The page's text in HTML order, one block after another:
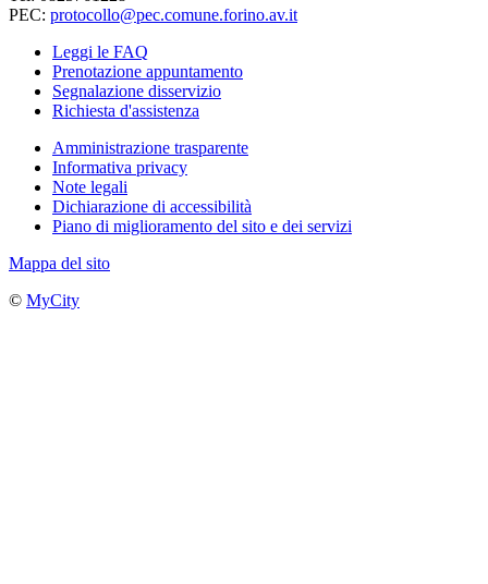
PEC: protocollo@pec.comune.forino.av.it
Leggi le FAQ
Prenotazione appuntamento
Segnalazione disservizio
Richiesta d'assistenza
Amministrazione trasparente
Informativa privacy
Note legali
Dichiarazione di accessibilità
Piano di miglioramento del sito e dei servizi
Mappa del sito
© MyCity